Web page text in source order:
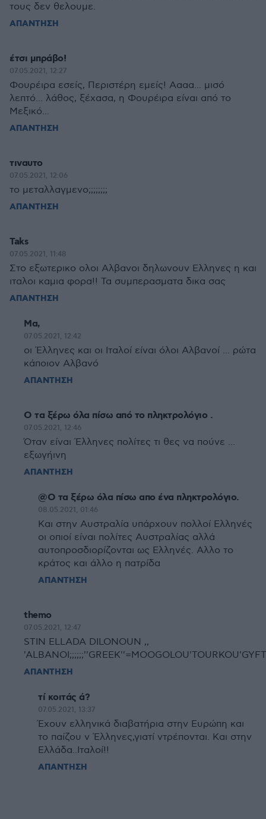
τους δεν θελουμε.
ΑΠΑΝΤΗΣΗ
έτσι μπράβο!
07.05.2021, 12:27
Φουρέιρα εσείς, Περιστέρη εμείς! Αααα... μισό
λεπτό... λάθος, ξέχασα, η Φουρέιρα είναι από το
Μεξικό...
ΑΠΑΝΤΗΣΗ
τιναυτο
07.05.2021, 12:06
το μεταλλαγμενο;;;;;;;;
ΑΠΑΝΤΗΣΗ
Taks
07.05.2021, 11:48
Στο εξωτερικο ολοι Αλβανοι δηλωνουν Ελληνες η και
ιταλοι καμια φορα!! Τα συμπερασματα δικα σας
ΑΠΑΝΤΗΣΗ
Mα,
07.05.2021, 12:42
οι Έλληνες και οι Ιταλοί είναι όλοι Αλβανοί ... ρώτα
κάποιον Αλβανό
ΑΠΑΝΤΗΣΗ
Ο τα ξέρω όλα πίσω από το πληκτρολόγιο .
07.05.2021, 12:46
Όταν είναι Έλληνες πολίτες τι θες να πούνε ...
εξωγήινη
ΑΠΑΝΤΗΣΗ
@Ο τα ξέρω όλα πίσω απο ένα πληκτρολόγιο.
08.05.2021, 01:46
Και στην Αυστραλία υπάρχουν πολλοί Ελληνές
οι οπιοί είναι πολίτες Αυστραλίας αλλά
αυτοπροσδιορίζονται ως Ελληνές. Αλλο το
κράτος και άλλο η πατρίδα
ΑΠΑΝΤΗΣΗ
themo
07.05.2021, 12:47
STIN ELLADA DILONOUN ,,
ΑΠΑΝΤΗΣΗ
τί κοιτάς ά?
07.05.2021, 13:37
Έχουν ελληνικά διαβατήρια στην Ευρώπη και
το παίζου ν Έλληνες,γιατί ντρέπονται. Και στην
Ελλάδα..Ιταλοί!!
ΑΠΑΝΤΗΣΗ